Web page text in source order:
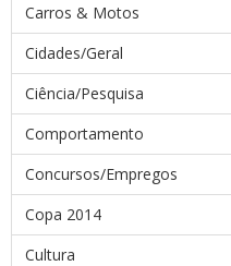
Carros & Motos
Cidades/Geral
Ciência/Pesquisa
Comportamento
Concursos/Empregos
Copa 2014
Cultura